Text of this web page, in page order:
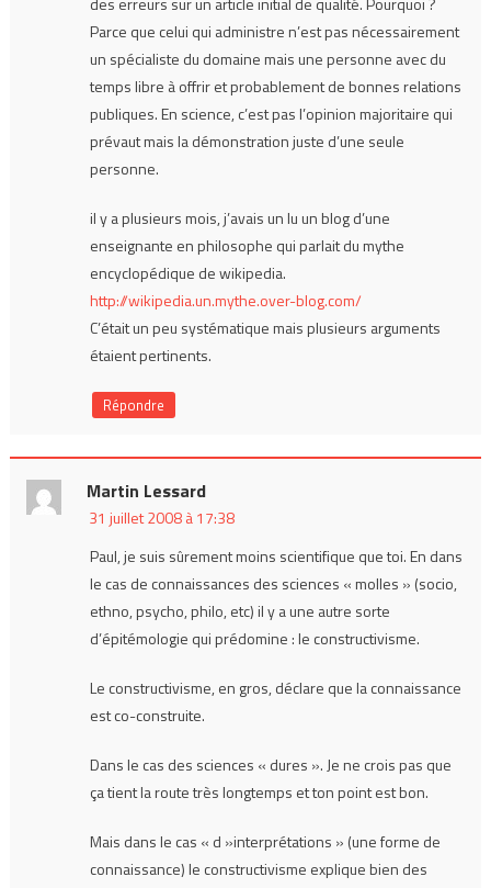
Parce que celui qui administre n’est pas nécessairement
un spécialiste du domaine mais une personne avec du
temps libre à offrir et probablement de bonnes relations
publiques. En science, c’est pas l’opinion majoritaire qui
prévaut mais la démonstration juste d’une seule
personne.
il y a plusieurs mois, j’avais un lu un blog d’une
enseignante en philosophe qui parlait du mythe
encyclopédique de wikipedia.
http://wikipedia.un.mythe.over-blog.com/
C’était un peu systématique mais plusieurs arguments
étaient pertinents.
Répondre
Martin Lessard
31 juillet 2008 à 17:38
Paul, je suis sûrement moins scientifique que toi. En dans
le cas de connaissances des sciences « molles » (socio,
ethno, psycho, philo, etc) il y a une autre sorte
d’épitémologie qui prédomine : le constructivisme.
Le constructivisme, en gros, déclare que la connaissance
est co-construite.
Dans le cas des sciences « dures ». Je ne crois pas que
ça tient la route très longtemps et ton point est bon.
Mais dans le cas « d »interprétations » (une forme de
connaissance) le constructivisme explique bien des